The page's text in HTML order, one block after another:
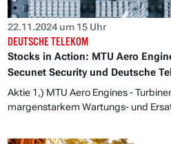
22.11.2024 um 15 Uhr
DEUTSCHE TELEKOM
Stocks in Action: MTU Aero
Secunet Security und Deutsche
Aktie 1,) MTU Aero Engines -
margenstarkem Wartungs- und